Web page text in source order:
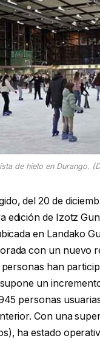
de hielo en Durango.
del 20 de
edición de Izotz
en Landako
con un nuevo
han
un
personas
Con una
ha estado